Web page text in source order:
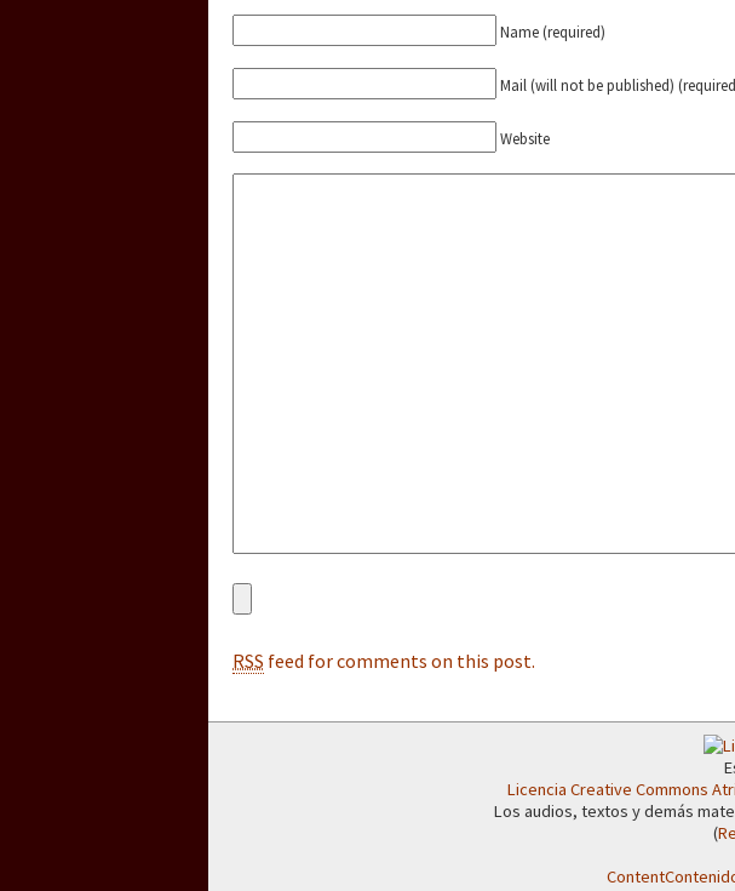
Dia 1: Encontro “Guerra contra a Humanidade”
[CDMX – 20 julio] Jornadas globales por la
Name (required)
Mail (will not be published)
Website
RSS feed for comments on this post.
Licencia Creative Commons
Los audios, textos y demás
(
Content